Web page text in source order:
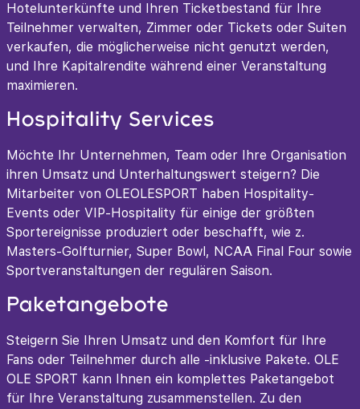
Hotelunterkünfte und Ihren Ticketbestand für Ihre
Teilnehmer verwalten, Zimmer oder Tickets oder Suiten
verkaufen, die möglicherweise nicht genutzt werden,
und Ihre Kapitalrendite während einer Veranstaltung
maximieren.
Hospitality Services
Möchte Ihr Unternehmen, Team oder Ihre Organisation
ihren Umsatz und Unterhaltungswert steigern? Die
Mitarbeiter von OLEOLESPORT haben Hospitality-
Events oder VIP-Hospitality für einige der größten
Sportereignisse produziert oder beschafft, wie z.
Masters-Golfturnier, Super Bowl, NCAA Final Four sowie
Sportveranstaltungen der regulären Saison.
Paketangebote
Steigern Sie Ihren Umsatz und den Komfort für Ihre
Fans oder Teilnehmer durch alle -inklusive Pakete. OLE
OLE SPORT kann Ihnen ein komplettes Paketangebot
für Ihre Veranstaltung zusammenstellen. Zu den